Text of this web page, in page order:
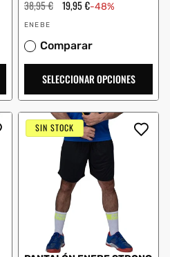
Precio
habitual
38,95 € Precio
de
19,95 €-48%
Proveedor:
ENEBE
Comparar
SELECCIONAR OPCIONES
SIN STOCK